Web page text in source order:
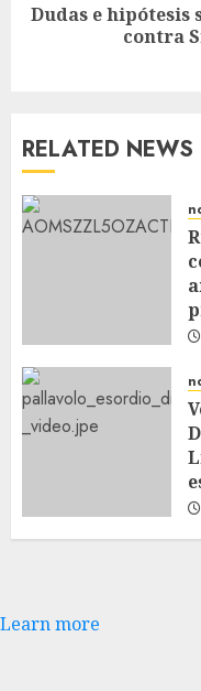
Dudas e hipótesis
contra
RELATED NEWS
Learn more